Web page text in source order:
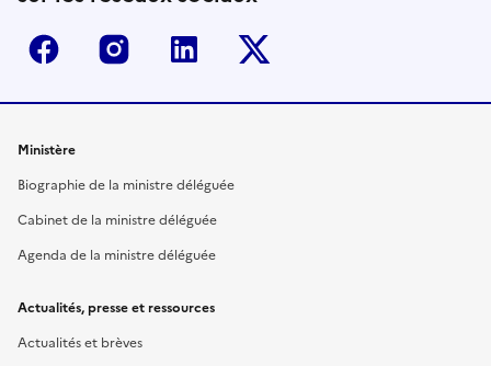
Facebook InstagramLinkedin
Ministère
Biographie de la ministre déléguée
Cabinet de la ministre déléguée
Agenda de la ministre déléguée
Actualités, presse et ressources
Actualités et brèves